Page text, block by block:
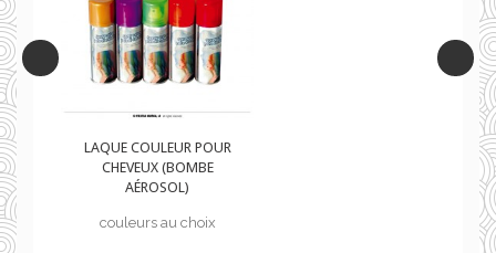
LAQUE COULEUR POUR
CHEVEUX (BOMBE
AÉROSOL)
couleurs au choix